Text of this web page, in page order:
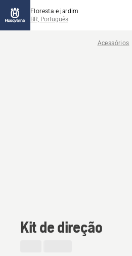
Floresta e jardim
BR, Português
Acessórios
Kit de direção